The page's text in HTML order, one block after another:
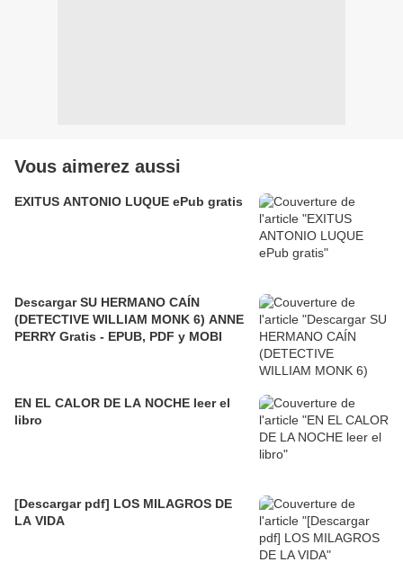
Vous aimerez aussi
EXITUS ANTONIO LUQUE ePub gratis
Descargar SU HERMANO CAÍN
(DETECTIVE WILLIAM MONK 6) ANNE
PERRY Gratis - EPUB, PDF y MOBI
EN EL CALOR DE LA NOCHE leer el
libro
[Descargar pdf] LOS MILAGROS DE
LA VIDA